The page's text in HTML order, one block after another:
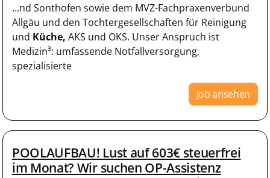
...nd Sonthofen sowie dem MVZ-Fachpraxenverbund
Allgäu und den Tochtergesellschaften für Reinigung
und Küche, AKS und OKS. Unser Anspruch ist
Medizin³: umfassende Notfallversorgung,
spezialisierte
Job ansehen
POOLAUFBAU! Lust auf 603€ steuerfrei
im Monat? Wir suchen OP-Assistenz